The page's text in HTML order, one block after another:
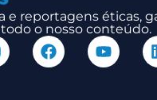
reportagens éticas,
todo o nosso conteúdo.